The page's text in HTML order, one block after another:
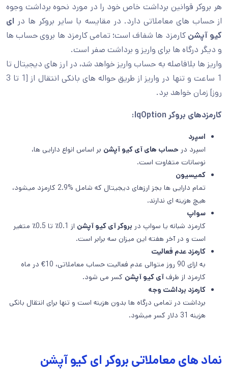
هر بروکر قوانین برداشت خاص خود را در مورد نحوه برداشت وجوه
از حساب های معاملاتی دارد. در مقایسه با سایر بروکر ها در ای
کیو آپشن کارمزد ها شفاف است؛ تمامی کارمزد ها بروی حساب ها
و دیگر درگاه ها برای واریز و برداشت صفر است.
واریز ها بلافاصله به حساب واریز خواهد شد، در ارز های دیجیتال تا
1 ساعت و تنها در واریز از طریق حواله های بانکی انتقال از [1 تا 3
روز] زمان خواهد برد.
کارمزدهای بروکر IqOption :
اسپرد
اسپرد در حساب های آی کیو آپشن بر اساس انواع دارایی ها،
نوسانات متفاوت است.
کمیسیون
تمام دارایی ها بجز ارزهای دیجیتال که شامل %2.9 کارمزد میشود،
هیچ هزینه ای ندارند.
سواپ
کارمزد شبانه یا سواپ در بروکر آی کیو آپشن
از 0.1٪ تا 0.5٪ متغیر
است و در آخر هفته این میزان سه برابر است.
کارمزد عدم فعالیت
به ازای 90 روز متوالی عدم فعالیت حساب معاملاتی، 10€ در ماه
کارمزد از طرف آی کیو آپشن کسر می شود.
کارمزد برداشت وجه
برداشت در تمامی درگاه ها بدون هزینه است و تنها برای انتقال بانکی
هزینه 31 دلار کسر میشود.
نماد های معاملاتی بروکر ای کیو آپشن